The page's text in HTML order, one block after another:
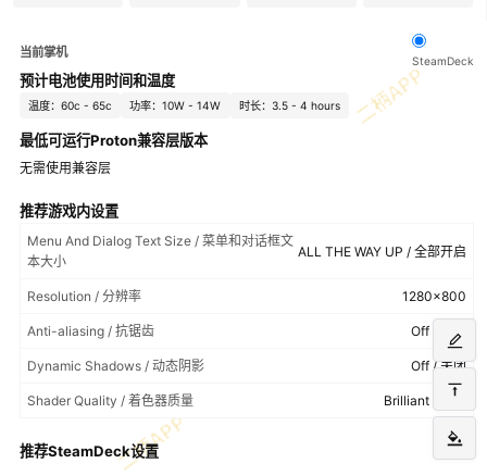
当前掌机
SteamDeck
预计电池使用时间和温度
温度：60c - 65c 功率：10W - 14W 时长：3.5 - 4 hours
最低可运行Proton兼容层版本
无需使用兼容层
推荐游戏内设置
Menu And Dialog Text Size / 菜单和对话框文
本大小
ALL THE WAY UP / 全部开启
Resolution / 分辨率 1280x800
Anti-aliasing / 抗锯齿 Off / 关闭
Dynamic Shadows / 动态阴影 Off / 关闭
Shader Quality / 着色器质量 Brilliant / 出色
推荐SteamDeck设置